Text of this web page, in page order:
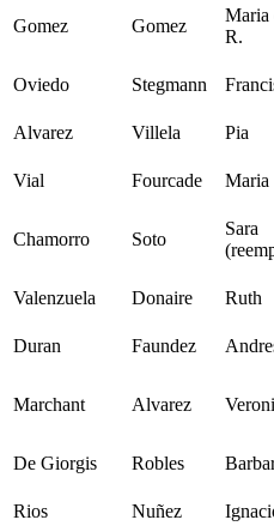
Gomez Gomez
Maria
R.
Oviedo Stegmann
Alvarez Villela Pia
Vial Fourcade Maria
Chamorro Soto
Sara
Valenzuela Donaire Ruth
Duran Faundez
Marchant Alvarez
De Giorgis Robles
Rios Nuñez